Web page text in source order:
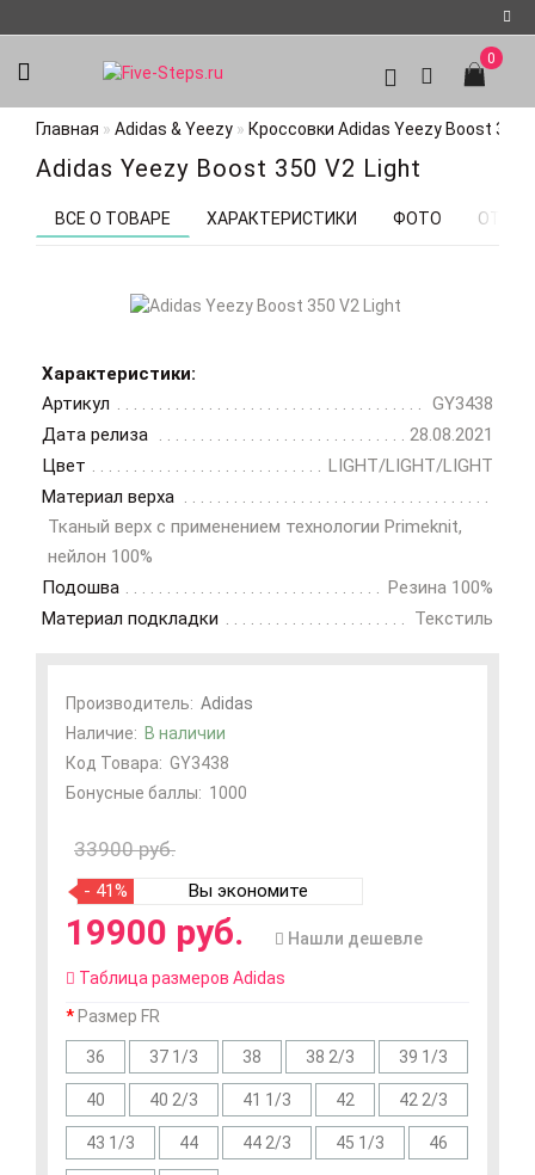
Регистрация
Авторизация
0
Главная Adidas & Yeezy Кроссовки Adidas Yeezy Boost 350
Adidas Yeezy Boost 350 V2 Light
ВСЕ О ТОВАРЕ ХАРАКТЕРИСТИКИ ФОТО
Характеристики:
Артикул
GY3438
Дата релиза
28.08.2021
Цвет
LIGHT/LIGHT/LIGHT
Материал верха
Тканый верх с применением технологии Primeknit,
нейлон 100%
Подошва
Резина 100%
Материал подкладки
Текстиль
Производитель: Adidas
Наличие: В наличии
Код Товара: GY3438
Бонусные баллы: 1000
33900 руб.
- 41% Вы экономите
19900 руб. Нашли дешевле
Таблица размеров Adidas
Размер FR
36 37 1/3 38 38 2/3 39 1/3
40 40 2/3 41 1/3 42 42 2/3
43 1/3 44 44 2/3 45 1/3 46